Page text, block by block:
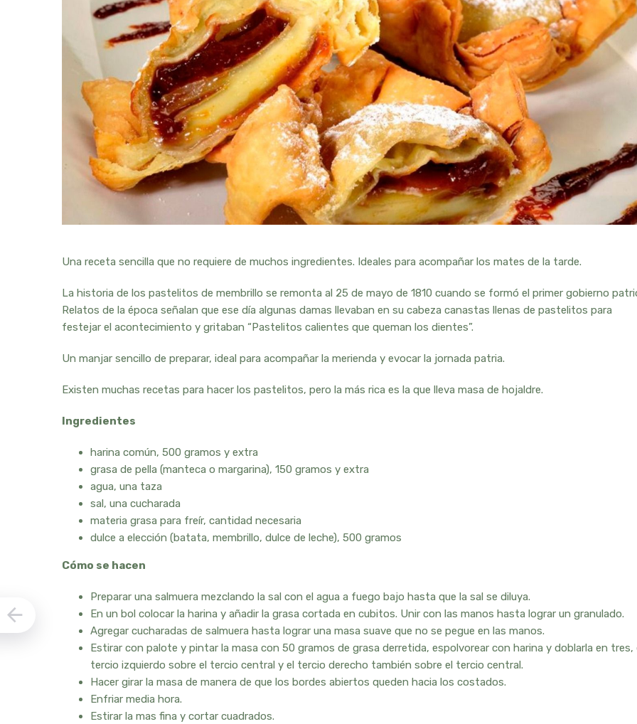
Una receta sencilla que no requiere de muchos ingredientes. Ideales para acompañar los mates de la tarde.
La historia de los pastelitos de membrillo se remonta al 25 de mayo de 1810 cuando se formó el primer gobierno
Relatos de la época señalan que ese día algunas damas llevaban en su cabeza canastas llenas de pastelitos para
festejar el acontecimiento y gritaban “Pastelitos calientes que queman los dientes”.
Un manjar sencillo de preparar, ideal para acompañar la merienda y evocar la jornada patria.
Existen muchas recetas para hacer los pastelitos, pero la más rica es la que lleva masa de hojaldre.
Ingredientes
harina común, 500 gramos y extra
grasa de pella (manteca o margarina), 150 gramos y extra
agua, una taza
sal, una cucharada
materia grasa para freír, cantidad necesaria
dulce a elección (batata, membrillo, dulce de leche), 500 gramos
Cómo se hacen
Preparar una salmuera mezclando la sal con el agua a fuego bajo hasta que la sal se diluya.
En un bol colocar la harina y añadir la grasa cortada en cubitos. Unir con las manos hasta lograr un granulado.
Agregar cucharadas de salmuera hasta lograr una masa suave que no se pegue en las manos.
Estirar con palote y pintar la masa con 50 gramos de grasa derretida, espolvorear con harina y doblarla en tres,
tercio izquierdo sobre el tercio central y el tercio derecho también sobre el tercio central.
Hacer girar la masa de manera de que los bordes abiertos queden hacia los costados.
Enfriar media hora.
Estirar la mas fina y cortar cuadrados.